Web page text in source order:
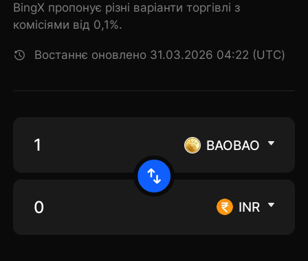
BingX пропонує різні варіанти торгівлі з
комісіями від 0,1%.
Востаннє оновлено 31.03.2026 04:22 (UTC)
BAOBAO
INR